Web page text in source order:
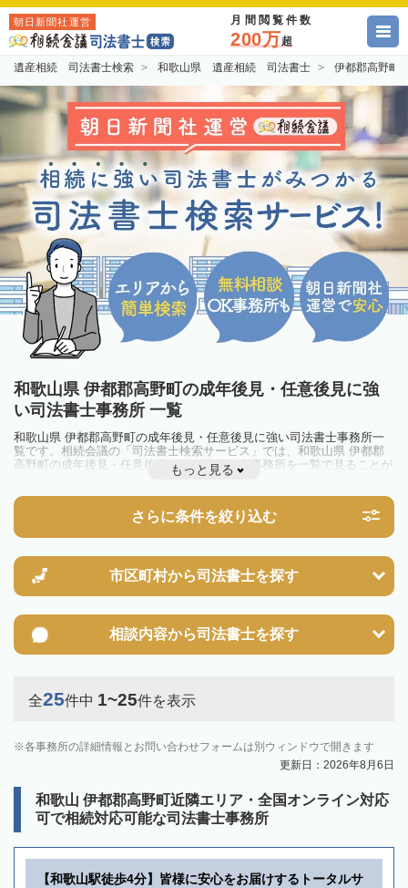
朝日新聞社運営 月間閲覧件数
200万超
遺産相続 司法書士検索 和歌山県 遺産相続 司法書士 伊都郡高野
和歌山県 伊都郡高野町の成年後見・任意後見に強
い司法書士事務所 一覧
和歌山県 伊都郡高野町の成年後見・任意後見に強い司法書士事務所一
覧です。相続会議の「司法書士検索サービス」では、和歌山県 伊都郡
高野町の成年後見・任意後見に強い司法書士事務所を一覧で見ることが
出来ます。相続のトラブルやお悩みを抱えている方は一度近隣の司法書
もっと見る
さらに条件を絞り込む
市区町村から司法書士を探す
相談内容から司法書士を探す
全25件中 1~25件を表示
各事務所の詳細情報とお問い合わせフォームは別ウィンドウで開きます
更新日：2026年8月6日
和歌山 伊都郡高野町近隣エリア・全国オンライン対応
可で相続対応可能な司法書士事務所
【和歌山駅徒歩4分】皆様に安心をお届けするトータルサ